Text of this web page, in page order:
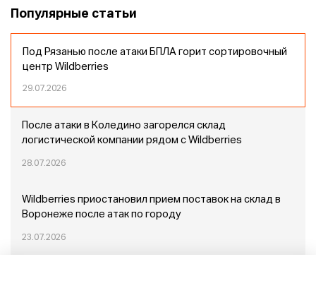
Популярные статьи
Под Рязанью после атаки БПЛА горит сортировочный
центр Wildberries
29.07.2026
После атаки в Коледино загорелся склад
логистической компании рядом с Wildberries
28.07.2026
Wildberries приостановил прием поставок на склад в
Воронеже после атак по городу
23.07.2026